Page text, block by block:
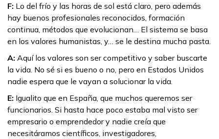
F: Lo del frío y las horas de sol está claro, pero además
hay buenos profesionales reconocidos, formación
continua, métodos que evolucionan… El sistema se basa
en los valores humanistas, y… se le destina mucha pasta.
A: Aquí los valores son ser competitivo y saber buscarte
la vida. No sé si es bueno o no, pero en Estados Unidos
nadie espera que le vayan a solucionar la vida.
E: Igualito que en España, que muchos queremos ser
funcionarios. Si hasta hace poco estaba mal visto ser
empresario o emprendedor y nadie creía que
necesitáramos científicos, investigadores,